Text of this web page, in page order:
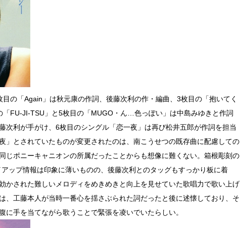
の「Again」は秋元康の作詞、後藤次利の作・編曲、3枚目の「抱いてく
FU-JI-TSU」と5枚目の「MUGO・ん…色っぽい」は中島みゆきと作詞
次利が手がけ、6枚目のシングル「恋一夜」は再び松井五郎が作詞を担当
」とされていたものが変更されたのは、南こうせつの既存曲に配慮しての
じポニーキャニオンの所属だったことからも想像に難くない。箱根彫刻の
ップ情報は印象に薄いものの、後藤次利とのタッグもすっかり板に着
かされた難しいメロディをめきめきと向上を見せていた歌唱力で歌い上げ
、工藤本人が当時一番心を揺さぶられた詞だったと後に述懐しており、そ
に手を当てながら歌うことで緊張を凌いでいたらしい。